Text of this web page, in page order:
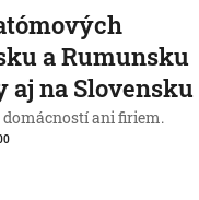
a Rumunsku
na Slovensku
domácností ani firiem.